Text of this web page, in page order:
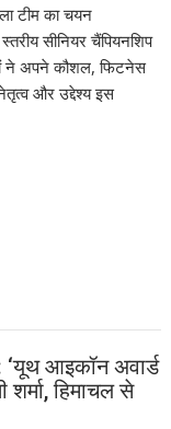
टीम का चयन
सीनियर चैंपियनशिप
ने अपने कौशल, फिटनेस
और उद्देश्य इस
‘यूथ आइकॉन अवार्ड
शर्मा, हिमाचल से